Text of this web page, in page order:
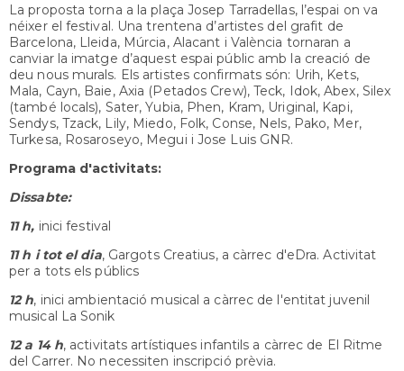
La proposta torna a la plaça Josep Tarradellas, l’espai on va
néixer el festival. Una trentena d’artistes del grafit de
Barcelona, Lleida, Múrcia, Alacant i València tornaran a
canviar la imatge d’aquest espai públic amb la creació de
deu nous murals. Els artistes confirmats són: Urih, Kets,
Mala, Cayn, Baie, Axia (Petados Crew), Teck, Idok, Abex, Silex
(també locals), Sater, Yubia, Phen, Kram, Uriginal, Kapi,
Sendys, Tzack, Lily, Miedo, Folk, Conse, Nels, Pako, Mer,
Turkesa, Rosaroseyo, Megui i Jose Luis GNR.
Programa d'activitats:
Dissabte:
11 h, inici festival
11 h i tot el dia, Gargots Creatius, a càrrec d'eDra. Activitat
per a tots els públics
12 h, inici ambientació musical a càrrec de l'entitat juvenil
musical La Sonik
12 a 14 h, activitats artístiques infantils a càrrec de El Ritme
del Carrer. No necessiten inscripció prèvia.